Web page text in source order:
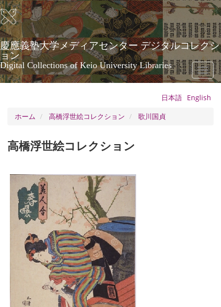
メ
イ
ン
コ
ン
テ
ン
ツ
に
慶應義塾大学メディアセンター デジタルコレクシ
ョン
Digital Collections of Keio University Libraries
Toggle
日本語 English
ホーム
高橋浮世絵コレクション 歌川国貞
高橋浮世絵コレクション